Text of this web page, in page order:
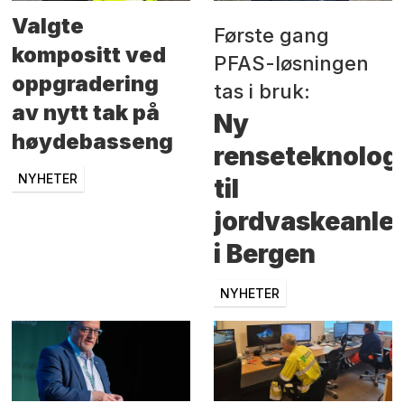
Valgte
kompositt ved
oppgradering
av nytt tak på
høydebasseng
NYHETER
Første gang
PFAS-løsningen
tas i bruk:
Ny
til
i Bergen
NYHETER